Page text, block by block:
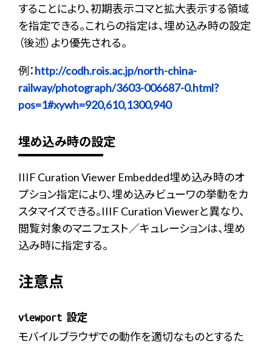
することにより、初期表示コマと拡大表示する領域
を指定できる。これらの指定は、埋め込み時の設定
（後述）より優先される。
例：http://codh.rois.ac.jp/north-china-
railway/photograph/3603-006687-0.html?
pos=1#xywh=920,610,1300,940
埋め込み時の設定
IIIF Curation Viewer Embedded埋め込み時のオ
プション指定により、埋め込みビューワの挙動をカ
スタマイズできる。IIIF Curation Viewerと異なり、
閲覧対象のマニフェスト／キュレーションは、埋め
込み時に指定する。
注意点
viewport 設定
モバイルブラウザでの動作を適切なものとするた